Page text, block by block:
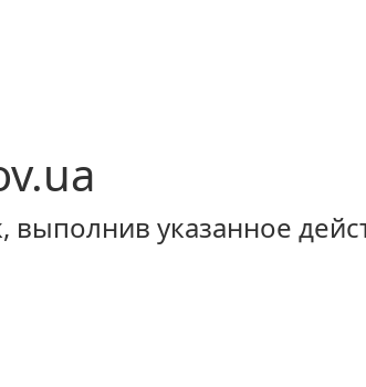
выполнив указанное